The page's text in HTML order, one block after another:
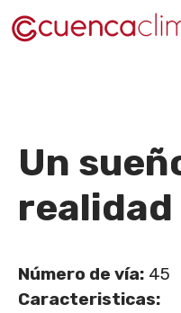
Saltar
al
Un
realidad
Número de vía: 45
Caracteristicas: